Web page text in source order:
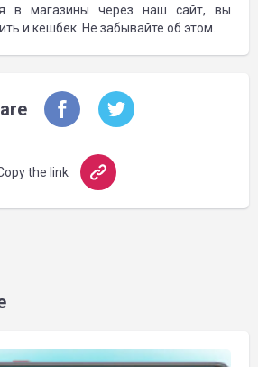
в магазины через наш сайт, вы
и кешбек. Не забывайте об этом.
the link